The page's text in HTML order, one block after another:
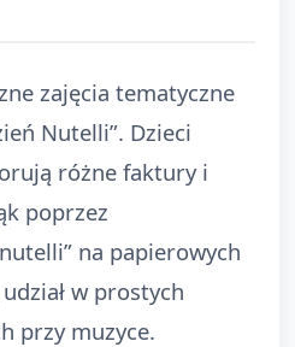
zajęcia tematyczne
Nutelli”. Dzieci
różne faktury i
poprzez
na papierowych
w prostych
przy muzyce.